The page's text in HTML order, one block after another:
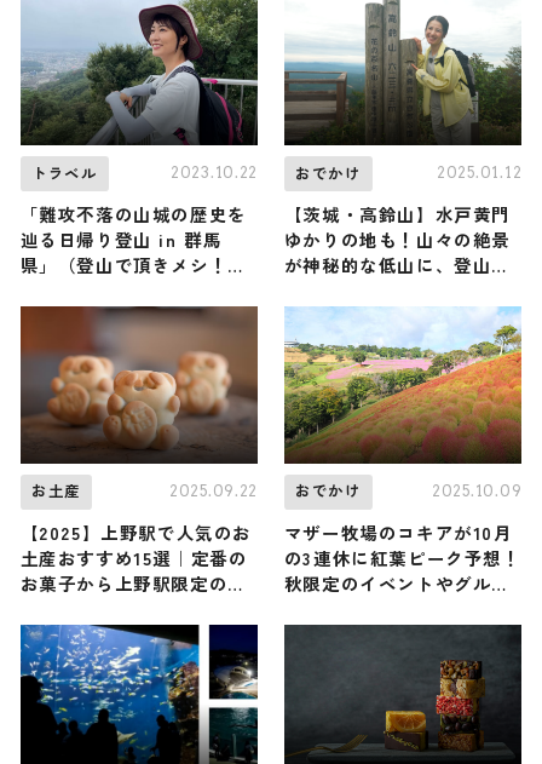
トラベル 2023.10.22
「難攻不落の山城の歴史を
辿る日帰り登山 in 群馬
県」（登山で頂きメシ！コ
おでかけ 2025.01.12
【茨城・高鈴山】水戸黄門
ゆかりの地も！山々の絶景
が神秘的な低山に、登山系
が登頂（登山で頂きメシ！
コラボ企画）
お土産 2025.09.22
【2025】上野駅で人気のお
土産おすすめ15選｜定番の
お菓子から上野駅限定のお
おでかけ 2025.10.09
マザー牧場のコキアが10月
の3連休に紅葉ピーク予想！
秋限定のイベントやグルメ